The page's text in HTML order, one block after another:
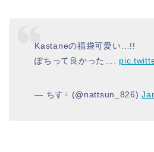
Kastaneの福袋可愛い…!!
ぽちって良かった….
— ちす⍤ (@nattsun_826)